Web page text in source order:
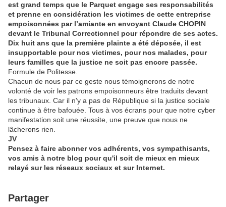
est grand temps que le Parquet engage ses responsabilités
et prenne en considération les victimes de cette entreprise
empoisonnées par l’amiante en envoyant Claude CHOPIN
devant le Tribunal Correctionnel pour répondre de ses actes.
Dix huit ans que la première plainte a été déposée, il est
insupportable pour nos victimes, pour nos malades, pour
leurs familles que la justice ne soit pas encore passée.
Formule de Politesse.
Chacun de nous par ce geste nous témoignerons de notre
volonté de voir les patrons empoisonneurs être traduits devant
les tribunaux. Car il n'y a pas de République si la justice sociale
continue à être bafouée. Tous à vos écrans pour que notre cyber
manifestation soit une réussite, une preuve que nous ne
lâcherons rien.
JV
Pensez à faire abonner vos adhérents, vos sympathisants,
vos amis à notre blog pour qu'il soit de mieux en mieux
relayé sur les réseaux sociaux et sur Internet.
Partager